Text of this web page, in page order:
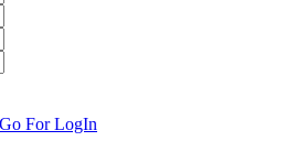
Go For LogIn